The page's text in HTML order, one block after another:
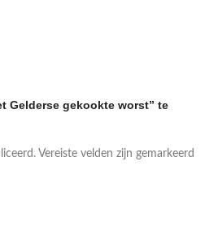
Gelderse gekookte worst” te
Vereiste velden zijn gemarkeerd